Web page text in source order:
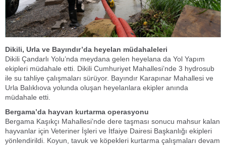
Dikili, Urla ve Bayındır’da heyelan müdahaleleri
Dikili Çandarlı Yolu’nda meydana gelen heyelana da Yol Yapım
ekipleri müdahale etti. Dikili Cumhuriyet Mahallesi’nde 3 hydrosub
ile su tahliye çalışmaları sürüyor. Bayındır Karapınar Mahallesi ve
Urla Balıklıova yolunda oluşan heyelanlara ekipler anında
müdahale etti.
Bergama’da hayvan kurtarma operasyonu
Bergama Kaşıkçı Mahallesi’nde dere taşması sonucu mahsur kalan
hayvanlar için Veteriner İşleri ve İtfaiye Dairesi Başkanlığı ekipleri
yönlendirildi. Koyun, tavuk ve köpekleri kurtarma çalışmaları devam